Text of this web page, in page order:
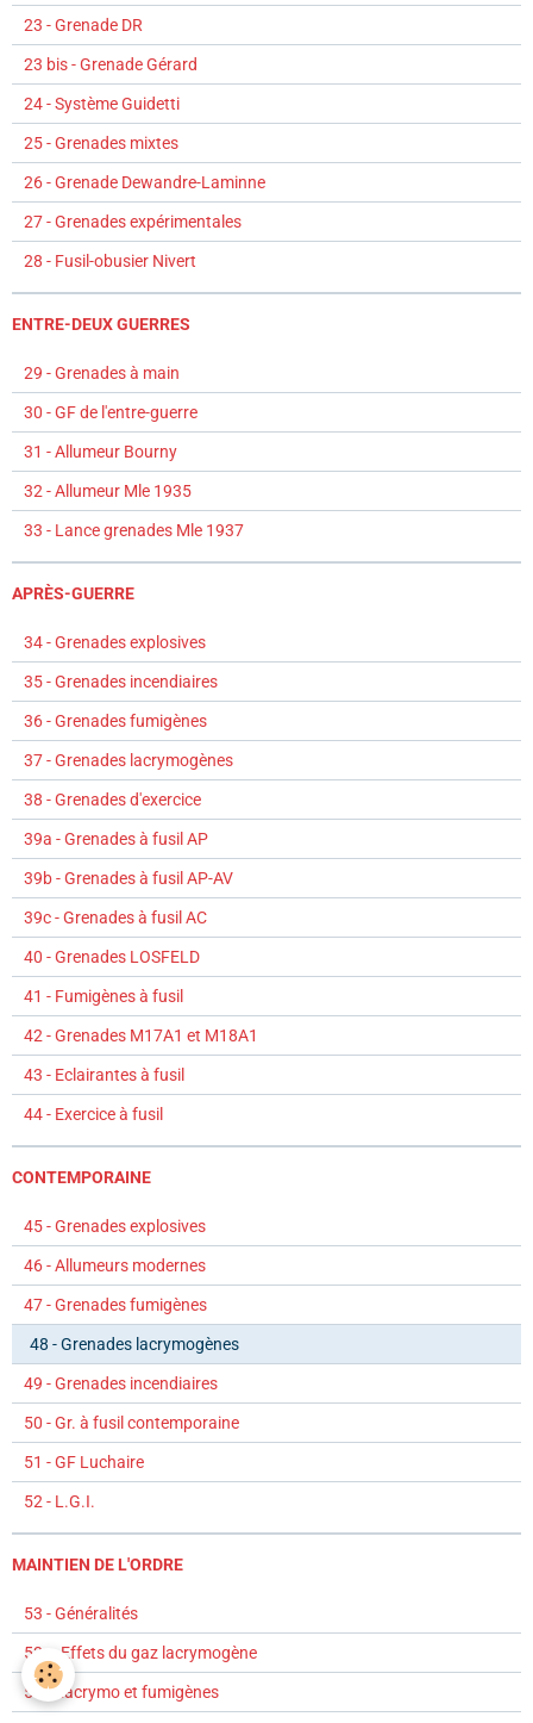
23 - Grenade DR
23 bis - Grenade Gérard
24 - Système Guidetti
25 - Grenades mixtes
26 - Grenade Dewandre-Laminne
27 - Grenades expérimentales
28 - Fusil-obusier Nivert
ENTRE-DEUX GUERRES
29 - Grenades à main
30 - GF de l'entre-guerre
31 - Allumeur Bourny
32 - Allumeur Mle 1935
33 - Lance grenades Mle 1937
APRÈS-GUERRE
34 - Grenades explosives
35 - Grenades incendiaires
36 - Grenades fumigènes
37 - Grenades lacrymogènes
38 - Grenades d'exercice
39a - Grenades à fusil AP
39b - Grenades à fusil AP-AV
39c - Grenades à fusil AC
40 - Grenades LOSFELD
41 - Fumigènes à fusil
42 - Grenades M17A1 et M18A1
43 - Eclairantes à fusil
44 - Exercice à fusil
CONTEMPORAINE
45 - Grenades explosives
46 - Allumeurs modernes
47 - Grenades fumigènes
48 - Grenades lacrymogènes
49 - Grenades incendiaires
50 - Gr. à fusil contemporaine
51 - GF Luchaire
52 - L.G.I.
MAINTIEN DE L'ORDRE
53 - Généralités
53.a Effets du gaz lacrymogène
54 - Lacrymo et fumigènes